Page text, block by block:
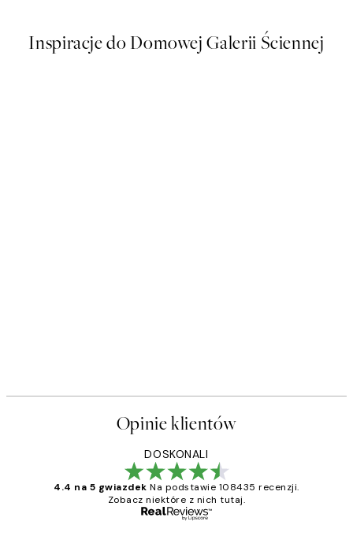
Inspiracje do Domowej Galerii Ściennej
Opinie klientów
DOSKONALI
4.4 na 5 gwiazdek Na podstawie 108435 recenzji.
Zobacz niektóre z nich tutaj.